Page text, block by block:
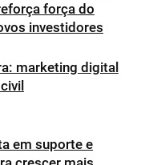
força do
investidores
marketing digital
em suporte e